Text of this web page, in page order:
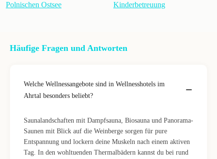
Polnischen Ostsee
Kinderbetreuung
Häufige Fragen und Antworten
Welche Wellnessangebote sind in Wellnesshotels im
Ahrtal besonders beliebt?
Saunalandschaften mit Dampfsauna, Biosauna und Panorama-
Saunen mit Blick auf die Weinberge sorgen für pure
Entspannung und lockern deine Muskeln nach einem aktiven
Tag. In den wohltuenden Thermalbädern kannst du bei rund